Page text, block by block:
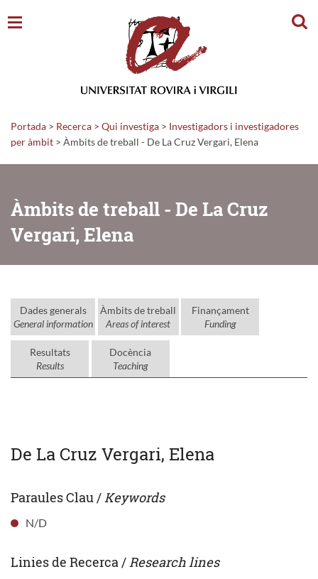
Portada > Recerca > Qui investiga > Investigadors i investigadores
per àmbit > Àmbits de treball - De La Cruz Vergari, Elena
Àmbits de treball - De La Cruz
Vergari, Elena
Dades generals
General information
Àmbits de treball
Areas of interest
Finançament
Funding
Resultats
Results
Docència
Teaching
De La Cruz Vergari, Elena
Paraules Clau / Keywords
N/D
Linies de Recerca / Research lines